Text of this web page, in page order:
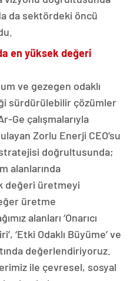
da sektördeki öncü
en yüksek değeri
ve gezegen odaklı
sürdürülebilir çözümler
Ge çalışmalarıyla
Zorlu Enerji CEO’su
stratejisi doğrultusunda;
alanlarında
değeri üretmeyi
üretme
alanları ‘Onarıcı
‘Etki Odaklı Büyüme’ ve
değerlendiriyoruz.
ile çevresel, sosyal